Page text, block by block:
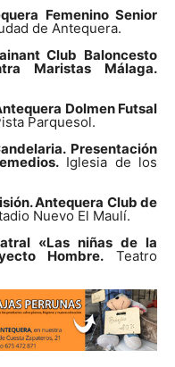
Femenino Senior
de Antequera.
Club Baloncesto
Maristas Málaga.
Dolmen Futsal
Parquesol.
Presentación
Iglesia de los
Antequera Club de
Nuevo El Maulí.
«Las niñas de la
Hombre. Teatro